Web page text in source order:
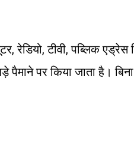
टीवी, पब्लिक एड्रेस
पर किया जाता है।